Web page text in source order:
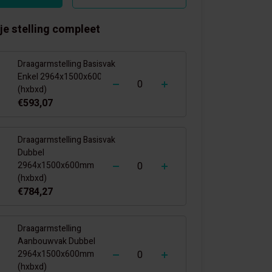
stelling compleet
Draagarmstelling Basisvak
Enkel 2964x1500x600mm
(hxbxd)
€593,07
- +
Draagarmstelling Basisvak
Dubbel
2964x1500x600mm
(hxbxd)
€784,27
-
Draagarmstelling
Aanbouwvak Dubbel
2964x1500x600mm
(hxbxd)
- +